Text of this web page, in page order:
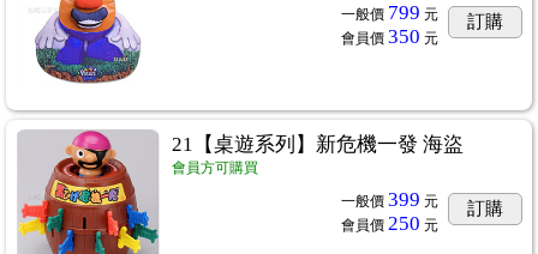
一般價 799 元
會員價 350 元
訂購
21【桌遊系列】新危機一發 海盜
會員方可購買
一般價 399 元
會員價 250 元
訂購